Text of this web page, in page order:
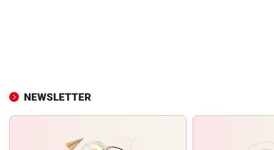
NEWSLETTER